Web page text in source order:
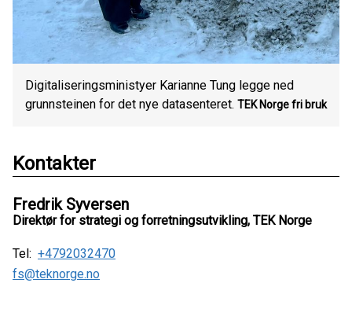
Digitaliseringsministyer Karianne Tung legge ned
grunnsteinen for det nye datasenteret. TEK Norge fri bruk
Kontakter
Fredrik Syversen
Direktør for strategi og forretningsutvikling, TEK Norge
Tel: +4792032470
fs@teknorge.no